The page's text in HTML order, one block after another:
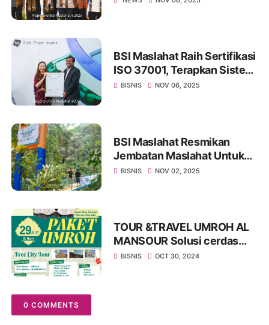
BSI Maslahat Raih Sertifikasi
ISO 37001, Terapkan Sistem
Manajemen Anti-Penyuapan
BISNIS NOV 06, 2025
BSI Maslahat Resmikan
Jembatan Maslahat Untuk
Negeri Bagi Masyarakat
BISNIS NOV 02, 2025
TOUR &TRAVEL UMROH AL
MANSOUR Solusi cerdas
untuk perjalanan umrah
BISNIS OCT 30, 2024
0 COMMENTS